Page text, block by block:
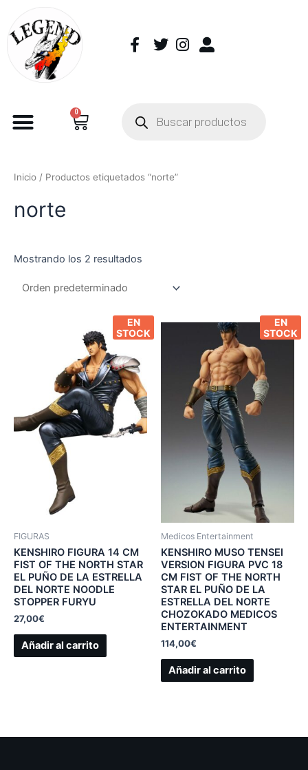
0
Inicio / Productos etiquetados “norte”
norte
Mostrando los 2 resultados
EN
STOCK
FIGURAS
KENSHIRO FIGURA 14 CM
FIST OF THE NORTH STAR
EL PUÑO DE LA ESTRELLA
DEL NORTE NOODLE
STOPPER FURYU
27,00€
Añadir al carrito
EN
STOCK
Medicos Entertainment
KENSHIRO MUSO TENSEI
VERSION FIGURA PVC 18
CM FIST OF THE NORTH
STAR EL PUÑO DE LA
ESTRELLA DEL NORTE
CHOZOKADO MEDICOS
ENTERTAINMENT
114,00€
Añadir al carrito